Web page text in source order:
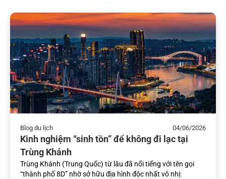
Blog du lịch 04/06/2026
Kinh nghiệm “sinh tồn” để không đi lạc tại
Trùng Khánh
Trùng Khánh (Trung Quốc) từ lâu đã nổi tiếng với tên gọi
“thành phố 8D” nhờ sở hữu địa hình độc nhất vô nhị: